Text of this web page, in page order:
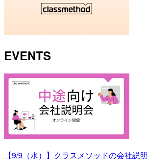
EVENTS
【9/9（水）】クラスメソッドの会社説